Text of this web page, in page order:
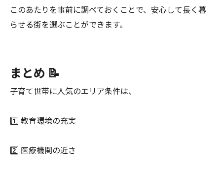
このあたりを事前に調べておくことで、安心して長く暮
らせる街を選ぶことができます。
まとめ 📝
子育て世帯に人気のエリア条件は、
1️⃣ 教育環境の充実
2️⃣ 医療機関の近さ